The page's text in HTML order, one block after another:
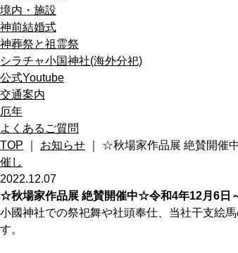
境内・施設
神前結婚式
神葬祭と祖霊祭
シラチャ小国神社(海外分祀)
公式Youtube
交通案内
厄年
よくあるご質問
TOP
お知らせ ｜ ☆秋場家作品展 絶賛開催
催し
2022.12.07
☆秋場家作品展 絶賛開催中☆令和4年12月6日
小國神社での祭祀舞や社頭奉仕、当社干支絵
す。